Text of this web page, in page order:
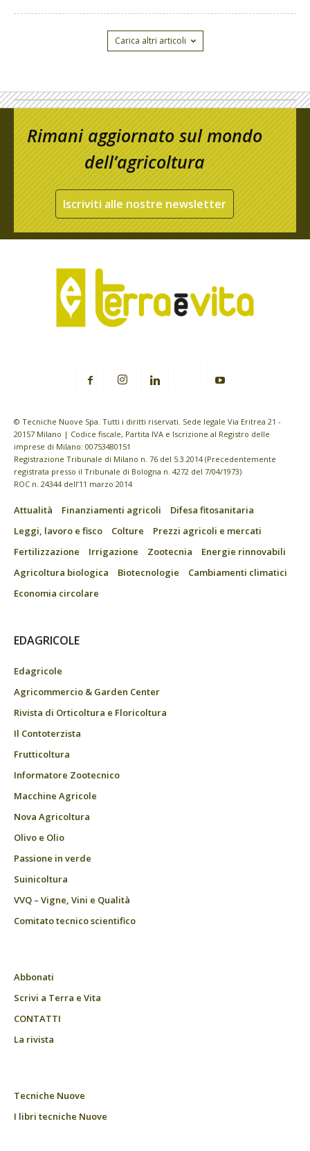
Carica altri articoli
Rimani aggiornato sul mondo
dell’agricoltura
Iscriviti alle nostre newsletter
© Tecniche Nuove Spa. Tutti i diritti riservati. Sede legale Via Eritrea 21 -
20157 Milano | Codice fiscale, Partita IVA e Iscrizione al Registro delle
imprese di Milano: 00753480151
Registrazione Tribunale di Milano n. 76 del 5.3.2014 (Precedentemente
registrata presso il Tribunale di Bologna n. 4272 del 7/04/1973)
ROC n. 24344 dell’11 marzo 2014
Attualità Finanziamenti agricoli
Difesa fitosanitaria
Leggi, lavoro e fisco
Colture
Prezzi agricoli e mercati
Fertilizzazione
Irrigazione Zootecnia
Energie rinnovabili
Agricoltura biologica
Biotecnologie
Cambiamenti climatici
Economia circolare
EDAGRICOLE
Edagricole
Agricommercio & Garden Center
Rivista di Orticoltura e Floricoltura
Il Contoterzista
Frutticoltura
Informatore Zootecnico
Macchine Agricole
Nova Agricoltura
Olivo e Olio
Passione in verde
Suinicoltura
VVQ – Vigne, Vini e Qualità
Comitato tecnico scientifico
Abbonati
Scrivi a Terra e Vita
CONTATTI
La rivista
Tecniche Nuove
I libri tecniche Nuove